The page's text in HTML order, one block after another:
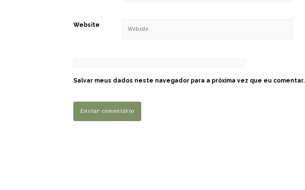
Website
Salvar meus dados neste navegador para a próxima vez que eu comentar.